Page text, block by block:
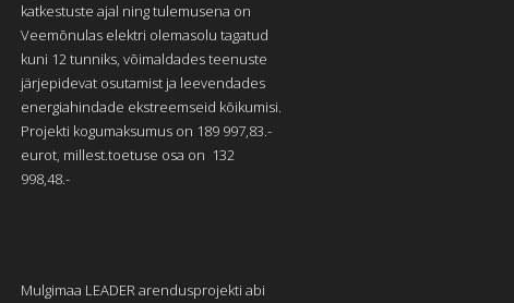
katkestuste ajal ning tulemusena on
Veemõnulas elektri olemasolu tagatud
kuni 12 tunniks, võimaldades teenuste
järjepidevat osutamist ja leevendades
energiahindade ekstreemseid kõikumisi.
Projekti kogumaksumus on 189 997,83.-
eurot, millest.toetuse osa on 132
998,48.-
Mulgimaa LEADER arendusprojekti abi